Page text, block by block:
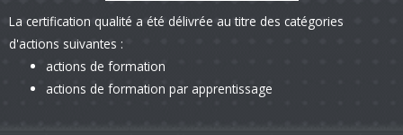
La certification qualité a été délivrée au titre des catégories
d'actions suivantes :
actions de formation
actions de formation par apprentissage